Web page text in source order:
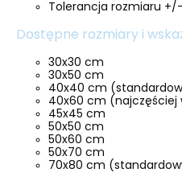
Tolerancja rozmiaru
Dostępne rozmiary i
30x30 cm
30x50 cm
40x40 cm
40x60 cm (najczęściej
45x45 cm
50x50 cm
50x60 cm
50x70 cm
70x80 cm